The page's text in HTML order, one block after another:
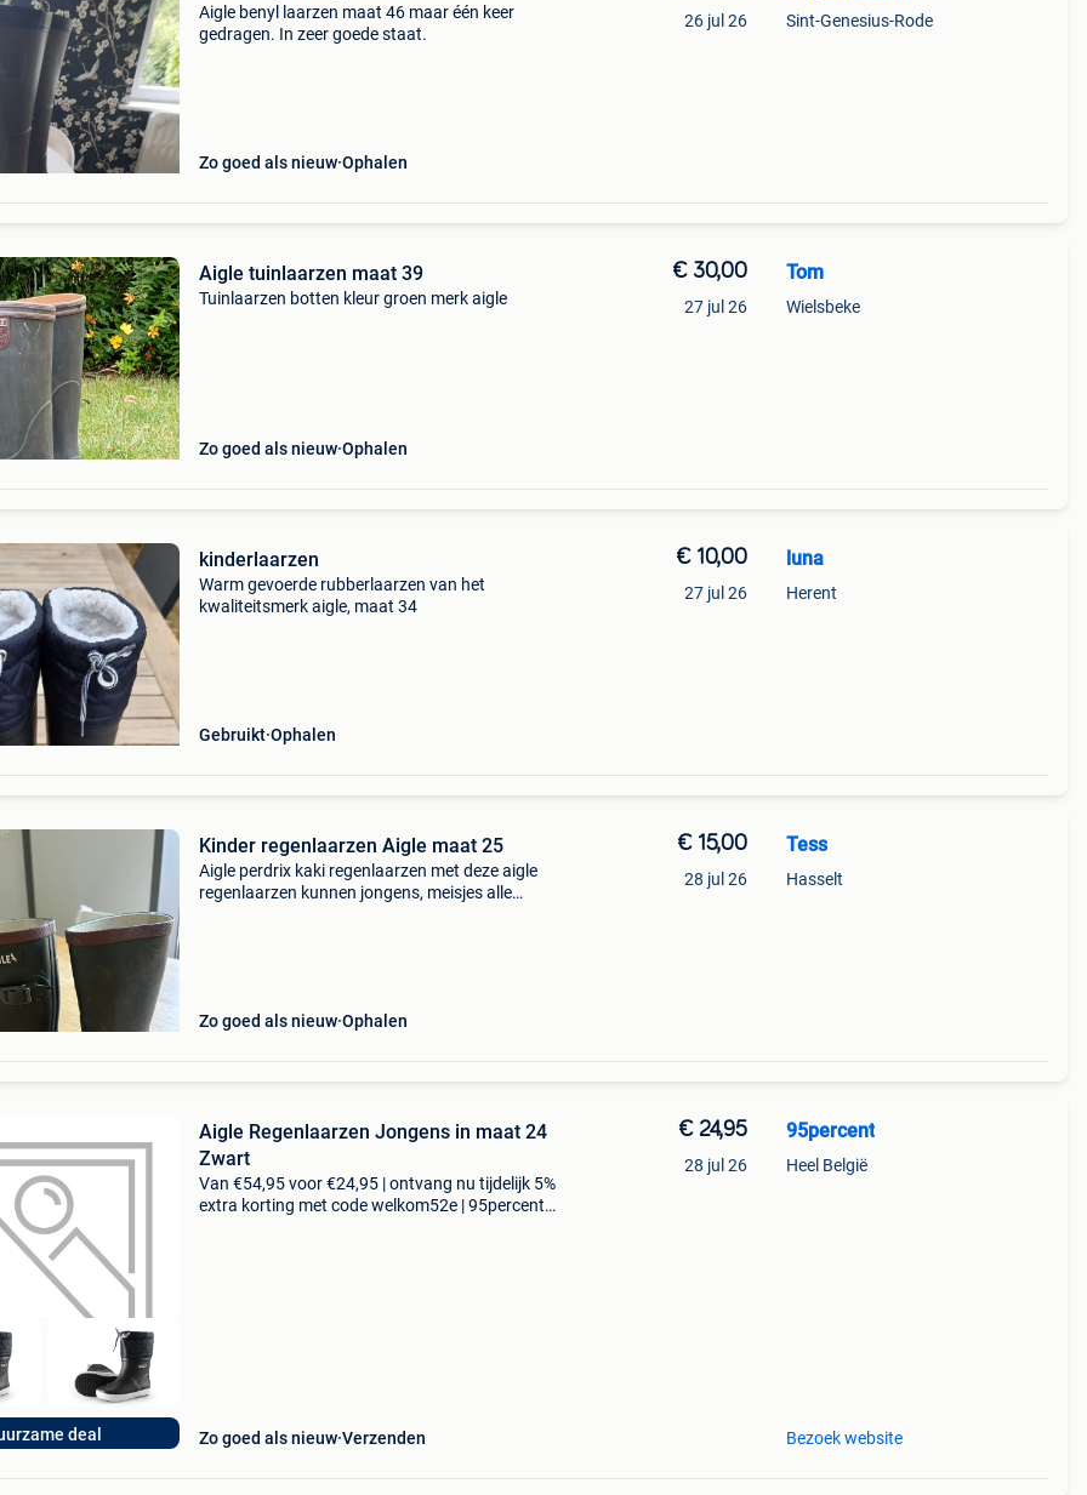
Aigle benyl laarzen maat 46 maar één keer
gedragen. In zeer goede staat.
Zo goed als nieuw Ophalen
26 jul 26 Sint-Genesius-Rode
Aigle tuinlaarzen maat 39
Tuinlaarzen botten kleur groen merk aigle
Zo goed als nieuw Ophalen
€ 30,00
27 jul 26
Tom
Wielsbeke
kinderlaarzen
Warm gevoerde rubberlaarzen van het
kwaliteitsmerk aigle, maat 34
Gebruikt Ophalen
€ 10,00
27 jul 26
luna
Herent
Kinder regenlaarzen Aigle maat 25
Aigle perdrix kaki regenlaarzen met deze aigle
regenlaarzen kunnen jongens, meisjes alle
Zo goed als nieuw Ophalen
€ 15,00
28 jul 26
Tess
Hasselt
deal
Aigle Regenlaarzen Jongens in maat 24
Zwart
Van €54,95 voor €24,95 | ontvang nu tijdelijk 5%
extra korting met code welkom52e | 95percent
Zo goed als nieuw Verzenden
€ 24,95
28 jul 26
95percent
Heel België
Bezoek website